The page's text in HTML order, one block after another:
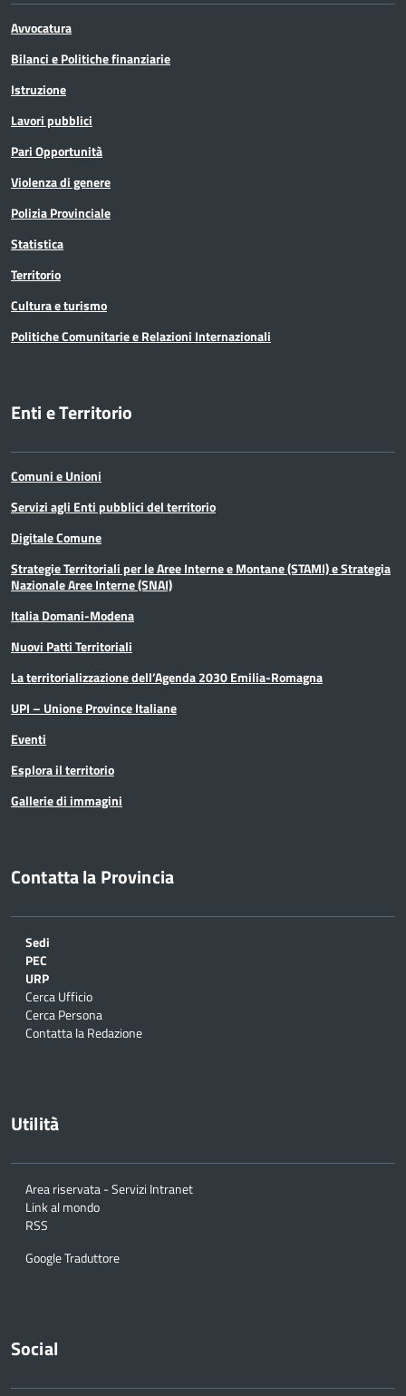
Avvocatura
Bilanci e Politiche finanziarie
Istruzione
Lavori pubblici
Pari Opportunità
Violenza di genere
Polizia Provinciale
Statistica
Territorio
Cultura e turismo
Politiche Comunitarie e Relazioni Internazionali
Enti e Territorio
Comuni e Unioni
Servizi agli Enti pubblici del territorio
Digitale Comune
Strategie Territoriali per le Aree Interne e Montane (STAMI) e Strategia
Nazionale Aree Interne (SNAI)
Italia Domani-Modena
Nuovi Patti Territoriali
La territorializzazione dell’Agenda 2030 Emilia-Romagna
UPI – Unione Province Italiane
Eventi
Esplora il territorio
Gallerie di immagini
Contatta la Provincia
Sedi
PEC
URP
Cerca Ufficio
Cerca Persona
Contatta la Redazione
Utilità
Area riservata - Servizi Intranet
Link al mondo
RSS
Google Traduttore
Social